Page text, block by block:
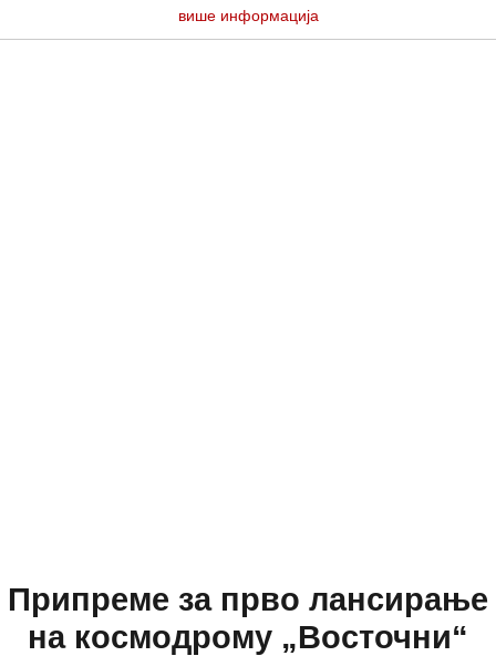
више информација
Припреме за прво лансирање
на космодрому „Восточни“